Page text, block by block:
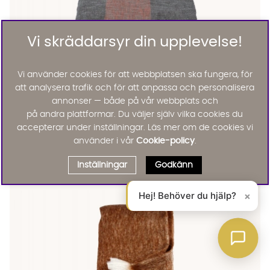
PONRA Överkast/Pläd Khaki/Bränd röd Finns även i dessa
PONRA Överkast/Pläd Khaki/Bränd röd
Vi skräddarsyr din upplevelse!
Vi använder cookies för att webbplatsen ska fungera, för
att analysera trafik och för att anpassa och personalisera
annonser — både på vår webbplats och
på andra plattformar. Du väljer själv vilka cookies du
accepterar under inställningar. Läs mer om de cookies vi
använder i vår Cookie-policy.
Inställningar Godkänn
Hej! Behöver du hjälp? ×